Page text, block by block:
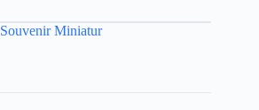
Souvenir Miniatur